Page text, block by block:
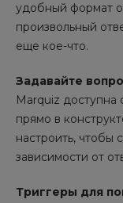
удобный формат
произвольный
еще кое-что.
Задавайте
Marquiz доступна
прямо в
настроить, чтобы
зависимости от
Триггеры для